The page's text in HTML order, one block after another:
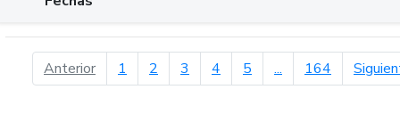
Anteriorpágina anterior
1 2 3 4 5 ... 164